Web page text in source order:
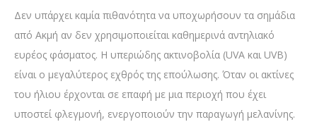
Δεν υπάρχει καμία πιθανότητα να υποχωρήσουν τα σημάδια
από Ακμή αν δεν χρησιμοποιείται καθημερινά αντηλιακό
ευρέος φάσματος. Η υπεριώδης ακτινοβολία (UVA και UVB)
είναι ο μεγαλύτερος εχθρός της επούλωσης. Όταν οι ακτίνες
του ήλιου έρχονται σε επαφή με μια περιοχή που έχει
υποστεί φλεγμονή, ενεργοποιούν την παραγωγή μελανίνης.